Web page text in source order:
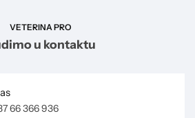
VETERINA PRO
u kontaktu
66 366 936